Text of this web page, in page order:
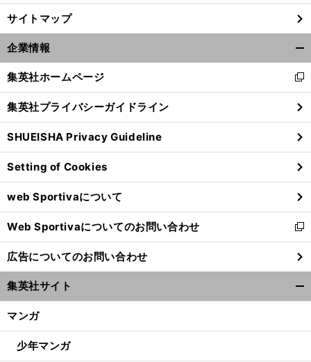
サイトマップ
企業情報
閉
る
集英社ホームページ
新
し
い
ウ
ィ
ン
ド
ウ
で
開
く
集英社プライバシーガイドライン
SHUEISHA Privacy Guideline
Setting of Cookies
web Sportivaについて
Web Sportivaについてのお問い合わせ
新
し
い
ウ
ィ
ン
ウ
広告についてのお問い合わせ
集英社サイト
マンガ
少年マンガ